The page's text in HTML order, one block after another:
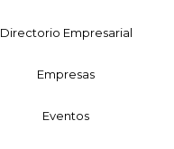
Directorio Empresarial
Empresas
Eventos